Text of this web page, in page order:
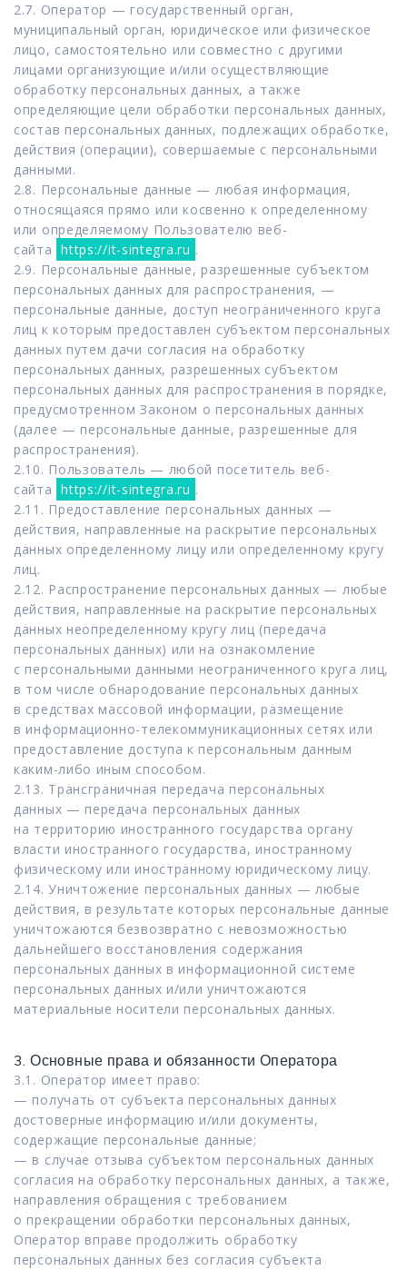
2.7. Оператор — государственный орган,
муниципальный орган, юридическое или физическое
лицо, самостоятельно или совместно с другими
лицами организующие и/или осуществляющие
обработку персональных данных, а также
определяющие цели обработки персональных данных,
состав персональных данных, подлежащих обработке,
действия (операции), совершаемые с персональными
данными.
2.8. Персональные данные — любая информация,
относящаяся прямо или косвенно к определенному
или определяемому Пользователю веб-
сайта https://it-sintegra.ru .
2.9. Персональные данные, разрешенные субъектом
персональных данных для распространения, —
персональные данные, доступ неограниченного круга
лиц к которым предоставлен субъектом персональных
данных путем дачи согласия на обработку
персональных данных, разрешенных субъектом
персональных данных для распространения в порядке,
предусмотренном Законом о персональных данных
(далее — персональные данные, разрешенные для
распространения).
2.10. Пользователь — любой посетитель веб-
сайта https://it-sintegra.ru .
2.11. Предоставление персональных данных —
действия, направленные на раскрытие персональных
данных определенному лицу или определенному кругу
лиц.
2.12. Распространение персональных данных — любые
действия, направленные на раскрытие персональных
данных неопределенному кругу лиц (передача
персональных данных) или на ознакомление
с персональными данными неограниченного круга лиц,
в том числе обнародование персональных данных
в средствах массовой информации, размещение
в информационно-телекоммуникационных сетях или
предоставление доступа к персональным данным
каким-либо иным способом.
2.13. Трансграничная передача персональных
данных — передача персональных данных
на территорию иностранного государства органу
власти иностранного государства, иностранному
физическому или иностранному юридическому лицу.
2.14. Уничтожение персональных данных — любые
действия, в результате которых персональные данные
уничтожаются безвозвратно с невозможностью
дальнейшего восстановления содержания
персональных данных в информационной системе
персональных данных и/или уничтожаются
материальные носители персональных данных.
3. Основные права и обязанности Оператора
3.1. Оператор имеет право:
— получать от субъекта персональных данных
достоверные информацию и/или документы,
содержащие персональные данные;
— в случае отзыва субъектом персональных данных
согласия на обработку персональных данных, а также,
направления обращения с требованием
о прекращении обработки персональных данных,
Оператор вправе продолжить обработку
персональных данных без согласия субъекта